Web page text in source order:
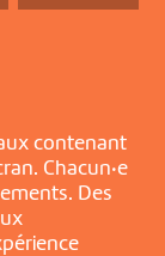
contenant
Chacun·e
Des